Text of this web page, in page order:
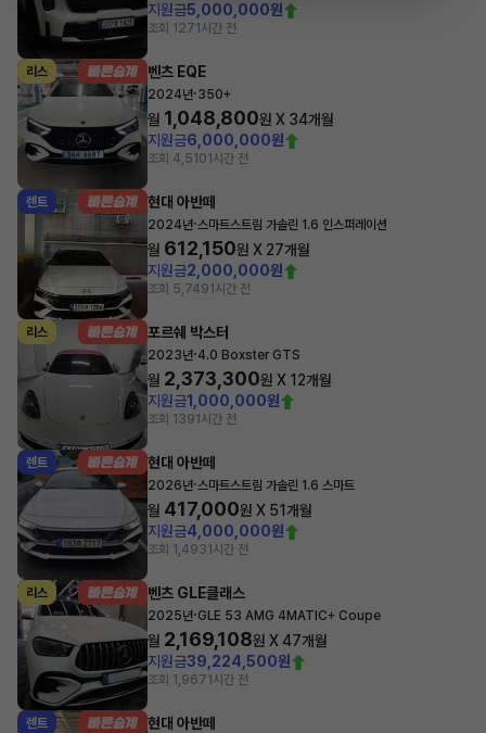
지원금5,000,000원
조회 1271시간 전
리스 벤츠 EQE
2024년·350+
월 1,048,800원 X 34개월
지원금6,000,000원
조회 4,5101시간 전
렌트 현대 아반떼
2024년·스마트스트림 가솔린 1.6 인스퍼레이션
월 612,150원 X 27개월
지원금2,000,000원
조회 5,7491시간 전
리스 포르쉐 박스터
2023년·4.0 Boxster GTS
월 2,373,300원 X 12개월
지원금1,000,000원
조회 1391시간 전
렌트 현대 아반떼
2026년·스마트스트림 가솔린 1.6 스마트
월 417,000원 X 51개월
지원금4,000,000원
조회 1,4931시간 전
리스 벤츠 GLE클래스
2025년·GLE 53 AMG 4MATIC+ Coupe
월 2,169,108원 X47개월
지원금39,224,500원
조회 1,9671시간 전
렌트 현대 아반떼